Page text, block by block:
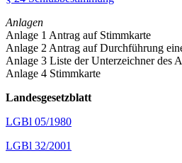
Anlagen
Anlage 1 Antrag auf Stimmkarte
Anlage 2 Antrag auf Durchführung
Anlage 3 Liste der Unterzeichner des
Anlage 4 Stimmkarte
Landesgesetzblatt
LGBl 05/1980
LGBl 32/2001